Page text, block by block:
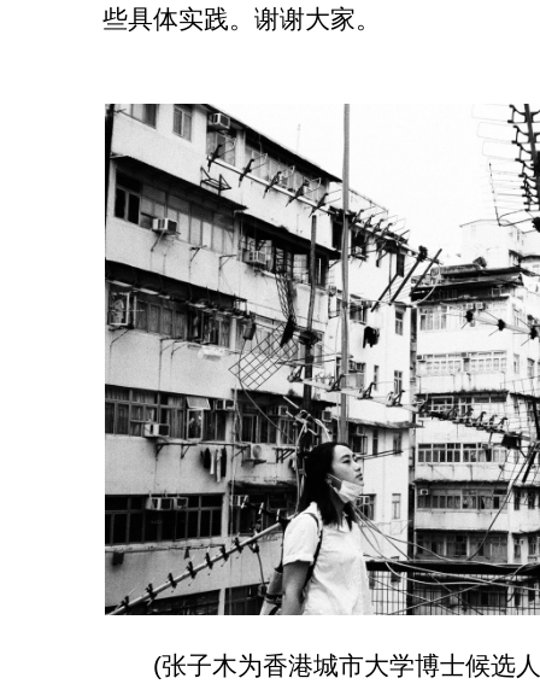
些具体实践。谢谢大家。
(张子木为香港城市大学博士候选人